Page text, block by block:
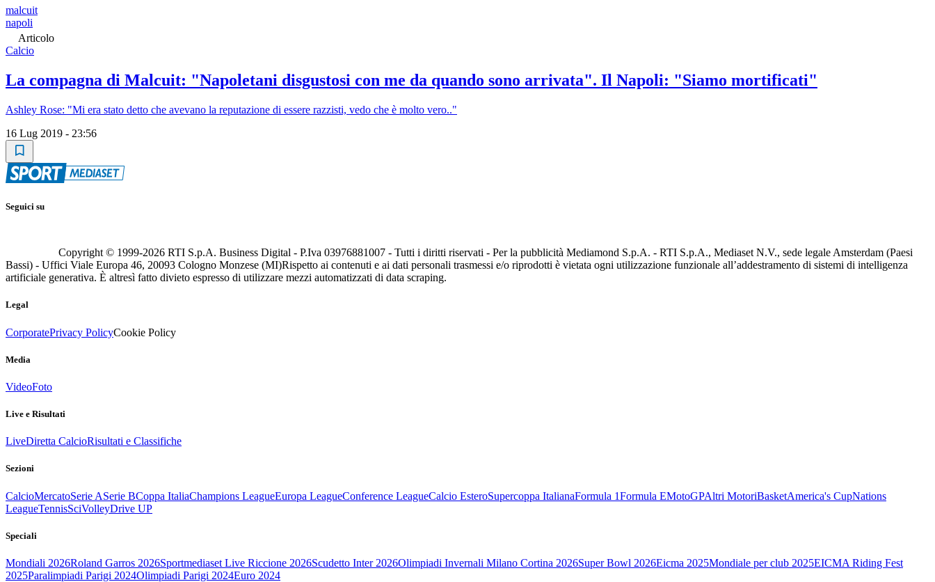
malcuit
napoli
Articolo
Calcio
La compagna di Malcuit: "Napoletani disgustosi con me da quando sono arrivata". Il Napoli: "Siamo mortificati"
Ashley Rose: "Mi era stato detto che avevano la reputazione di essere razzisti, vedo che è molto vero.."
16 Lug 2019 - 23:56
Seguici su
Copyright © 1999-2026 RTI S.p.A. Business Digital - P.Iva 03976881007 - Tutti i diritti riservati - Per la pubblicità Mediamond S.p.A. - RTI S.p.A., Mediaset N.V., sede legale Amsterdam (Paesi
Bassi) - Uffici Viale Europa 46, 20093 Cologno Monzese (MI)Rispetto ai contenuti e ai dati personali trasmessi e/o riprodotti è vietata ogni utilizzazione funzionale all’addestramento di sistemi di intelligenza
artificiale generativa. È altresì fatto divieto espresso di utilizzare mezzi automatizzati di data scraping.
Legal
CorporatePrivacy PolicyCookie Policy
Media
VideoFoto
Live e Risultati
LiveDiretta CalcioRisultati e Classifiche
Sezioni
CalcioMercatoSerie ASerie BCoppa ItaliaChampions LeagueEuropa LeagueConference LeagueCalcio EsteroSupercoppa ItalianaFormula 1Formula EMotoGPAltri MotoriBasketAmerica's CupNations
LeagueTennisSciVolleyDrive UP
Speciali
Mondiali 2026Roland Garros 2026Sportmediaset Live Riccione 2026Scudetto Inter 2026Olimpiadi Invernali Milano Cortina 2026Super Bowl 2026Eicma 2025Mondiale per club 2025EICMA Riding Fest
2025Paralimpiadi Parigi 2024Olimpiadi Parigi 2024Euro 2024